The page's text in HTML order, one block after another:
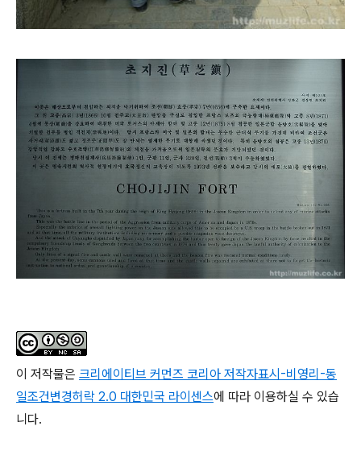
이 저작물은 크리에이티브 커먼즈 코리아 저작자표시-비영리-동
일조건변경허락 2.0 대한민국 라이센스에 따라 이용하실 수 있습
니다.